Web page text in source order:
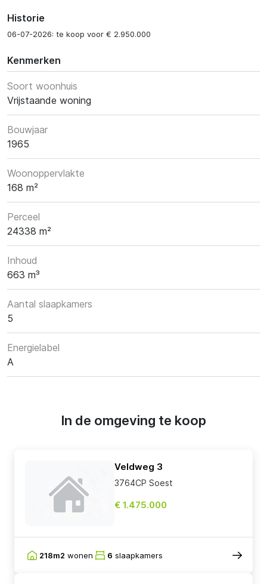
Historie
06-07-2026: te koop voor € 2.950.000
Kenmerken
Soort woonhuis
Vrijstaande woning
Bouwjaar
1965
Woonoppervlakte
168 m²
Perceel
24338 m²
Inhoud
663 m³
Aantal slaapkamers
5
Energielabel
A
In de omgeving te koop
Veldweg 3
3764CP Soest
€ 1.475.000
218m2 wonen 6 slaapkamers